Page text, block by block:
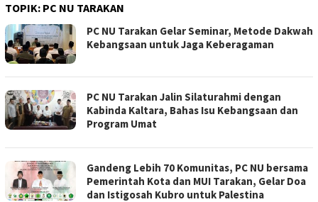
TOPIK: PC NU TARAKAN
PC NU Tarakan Gelar Seminar, Metode Dakwah
Kebangsaan untuk Jaga Keberagaman
PC NU Tarakan Jalin Silaturahmi dengan
Kabinda Kaltara, Bahas Isu Kebangsaan dan
Program Umat
Gandeng Lebih 70 Komunitas, PC NU bersama
Pemerintah Kota dan MUI Tarakan, Gelar Doa
dan Istigosah Kubro untuk Palestina